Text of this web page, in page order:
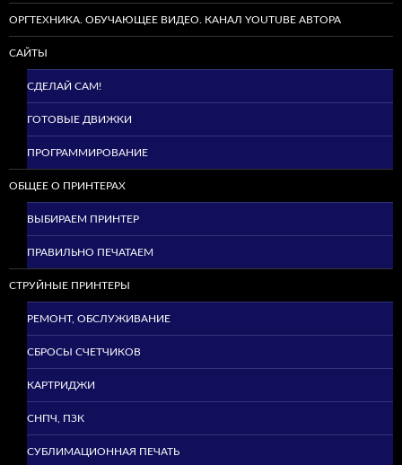
ОРГТЕХНИКА. ОБУЧАЮЩЕЕ ВИДЕО. КАНАЛ YOUTUBE АВТОРА
САЙТЫ
СДЕЛАЙ САМ!
ГОТОВЫЕ ДВИЖКИ
ПРОГРАММИРОВАНИЕ
ОБЩЕЕ О ПРИНТЕРАХ
ВЫБИРАЕМ ПРИНТЕР
ПРАВИЛЬНО ПЕЧАТАЕМ
СТРУЙНЫЕ ПРИНТЕРЫ
РЕМОНТ, ОБСЛУЖИВАНИЕ
СБРОСЫ СЧЕТЧИКОВ
КАРТРИДЖИ
СНПЧ, ПЗК
СУБЛИМАЦИОННАЯ ПЕЧАТЬ